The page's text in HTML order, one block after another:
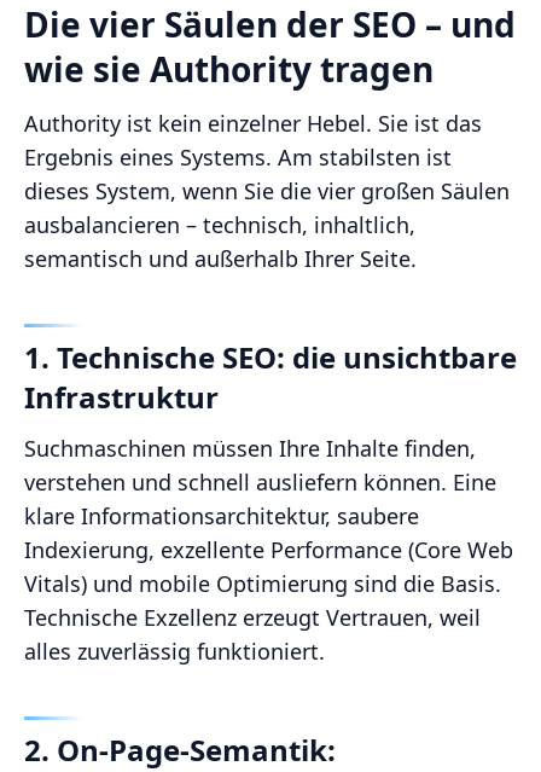
Die vier Säulen der SEO – und
wie sie Authority tragen
Authority ist kein einzelner Hebel. Sie ist das
Ergebnis eines Systems. Am stabilsten ist
dieses System, wenn Sie die vier großen Säulen
ausbalancieren – technisch, inhaltlich,
semantisch und außerhalb Ihrer Seite.
1. Technische SEO: die unsichtbare
Infrastruktur
Suchmaschinen müssen Ihre Inhalte finden,
verstehen und schnell ausliefern können. Eine
klare Informationsarchitektur, saubere
Indexierung, exzellente Performance (Core Web
Vitals) und mobile Optimierung sind die Basis.
Technische Exzellenz erzeugt Vertrauen, weil
alles zuverlässig funktioniert.
2. On-Page-Semantik: